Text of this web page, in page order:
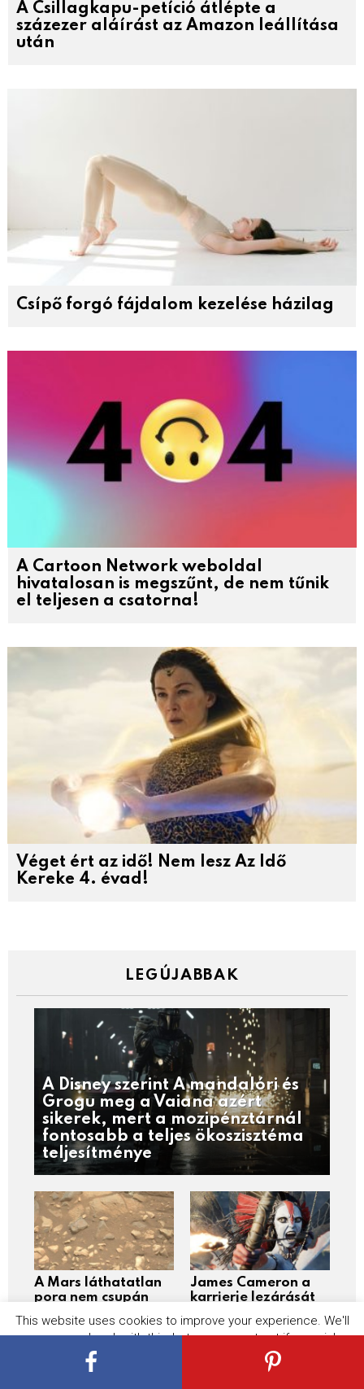
A Csillagkapu-petíció átlépte a
százezer aláírást az Amazon leállítása
után
Csípő forgó fájdalom kezelése házilag
A Cartoon Network weboldal
hivatalosan is megszűnt, de nem tűnik
el teljesen a csatorna!
Véget ért az idő! Nem lesz Az Idő
Kereke 4. évad!
LEGÚJABBAK
A Disney szerint A mandalóri és
Grogu meg a Vaiana azért
sikerek, mert a mozipénztárnál
fontosabb a teljes ökoszisztéma
teljesítménye
A Mars láthatatlan
pora nem csupán
hanem súlyos
perklorátmérgezés
fenyegeti a jövő
James Cameron a
karrierje lezárását
és 5 jövője így elég
This website uses cookies to improve your experience. We'll
assume you're ok with this, but you can opt-out if you wish.